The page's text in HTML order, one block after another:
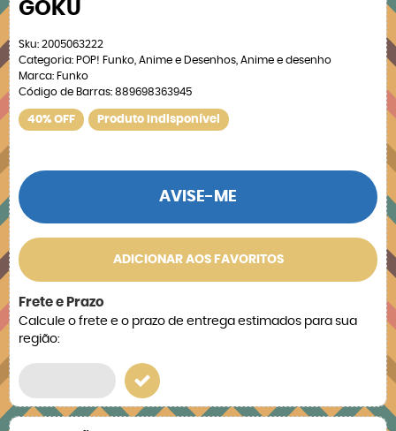
GOKU
Sku: 2005063222
Categoria: POP! Funko Anime e Desenhos Anime e desenho
Marca: Funko
Código de Barras: 889698363945
40% OFF Produto Indisponível
AVISE-ME
ADICIONAR AOS FAVORITOS
Frete e Prazo
Calcule o frete e o prazo de entrega estimados para sua
região: